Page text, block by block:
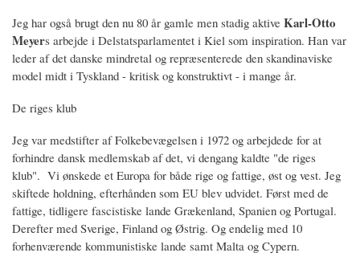
Jeg har også brugt den nu 80 år gamle men stadig aktive Karl-Otto
Meyers arbejde i Delstatsparlamentet i Kiel som inspiration. Han var
leder af det danske mindretal og repræsenterede den skandinaviske
model midt i Tyskland - kritisk og konstruktivt - i mange år.
De riges klub
Jeg var medstifter af Folkebevægelsen i 1972 og arbejdede for at
forhindre dansk medlemskab af det, vi dengang kaldte "de riges
klub". Vi ønskede et Europa for både rige og fattige, øst og vest. Jeg
skiftede holdning, efterhånden som EU blev udvidet. Først med de
fattige, tidligere fascistiske lande Grækenland, Spanien og Portugal.
Derefter med Sverige, Finland og Østrig. Og endelig med 10
forhenværende kommunistiske lande samt Malta og Cypern.